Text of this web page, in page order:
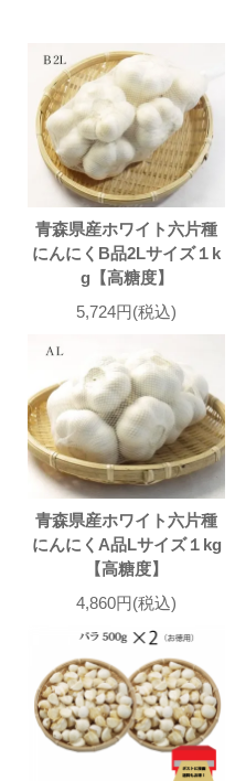
青森県産ホワイト六片種
にんにくB品2Lサイズ１k
g【高糖度】
5,724円(税込)
青森県産ホワイト六片種
にんにくA品Lサイズ１kg
【高糖度】
4,860円(税込)